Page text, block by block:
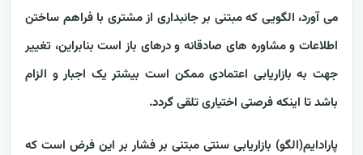
می آورد، الگویی که مبتنی بر جانبداری از مشتری با فراهم ساختن
اطلاعات و مشاوره های صادقانه و درهای باز است بنابراین، تغییر
جهت به بازاریابی اعتمادی ممکن است بیشتر یک اجبار و الزام
باشد تا اینکه فرصتی اختیاری تلقی گردد.
پارادایم(الگو) بازاریابی سنتی مبتنی بر فشار بر این فرض است که